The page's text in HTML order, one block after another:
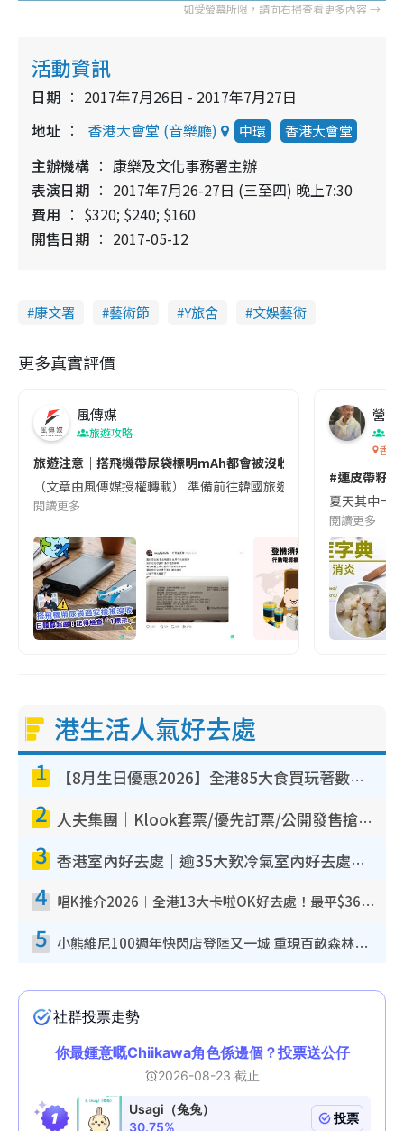
活動資訊
日期
2017年7月26日 - 2017年7月27日
地址
香港大會堂 (音樂廳) 中環 香港大會堂
主辦機構
康樂及文化事務署主辦
表演日期
2017年7月26-27日 (三至四) 晚上7:30
費用
$320; $240; $160
開售日期
2017-05-12
康文署 藝術節 Y旅舍 文娛藝術
更多真實評價
風傳媒
旅遊攻略
旅遊注意｜搭飛機帶尿袋標明mAh都會被沒收😱出發前切記檢查
（文章由風傳媒授權轉載） 準備前往韓國旅遊的民眾，近期要
閱讀更多
營養
香港
#連皮帶籽
夏天其中一
閱讀更多
港生活人氣好去處
1 【8月生日優惠2026】全港85大食買玩著數攻略 自助餐/火鍋放題同行免費＋誠品/DONKI送現金券
2 人夫集團｜Klook套票/優先訂票/公開發售搶飛攻略！附票價.購票連結.場地座位表
3 香港室內好去處｜逾35大歎冷氣室內好去處推介 室內活動免費避雨無懼落雨
4 唱K推介2026︱全港13大卡啦OK好去處！最平$36起 日文K都有！(附地址+收費詳情)
5 小熊維尼100週年快閃店登陸又一城 重現百畝森林經典場景／獨家限定盲盒登場／專屬DIY香水